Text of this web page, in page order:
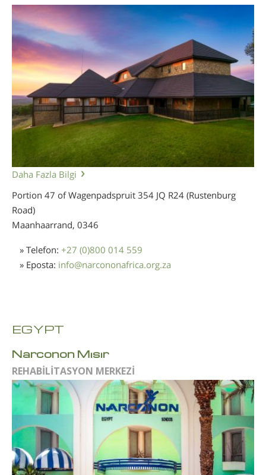
Daha Fazla Bilgi
Portion 47 of Wagenpadspruit 354 JQ R24 (Rustenburg
Road)
Maanhaarrand, 0346
» Telefon: +27 (0)800 014 559
» Eposta: info@narcononafrica.org.za
EGYPT
Narconon Mısır
REHABİLİTASYON MERKEZİ